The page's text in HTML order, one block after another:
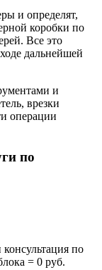
и определят,
коробки по
Все это
дальнейшей
и
врезки
операции
по
по
= 0 руб.